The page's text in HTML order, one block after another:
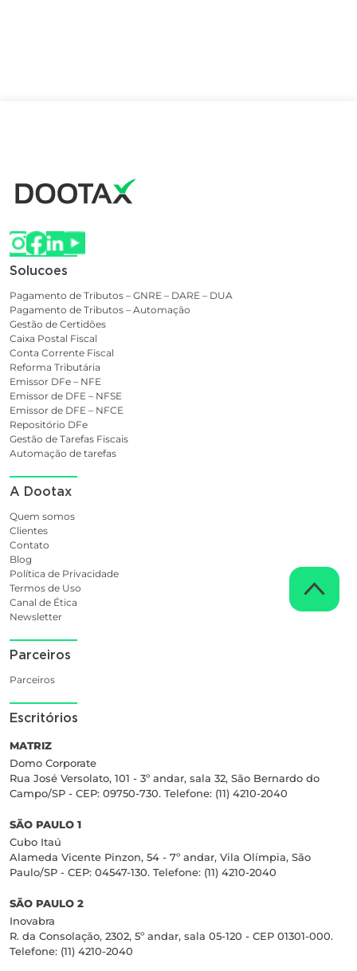
Solucoes
Pagamento de Tributos – GNRE – DARE – DUA
Pagamento de Tributos – Automação
Gestão de Certidões
Caixa Postal Fiscal
Conta Corrente Fiscal
Reforma Tributária
Emissor DFe – NFE
Emissor de DFE – NFSE
Emissor de DFE – NFCE
Repositório DFe
Gestão de Tarefas Fiscais
Automação de tarefas
A Dootax
Quem somos
Clientes
Contato
Blog
Política de Privacidade
Termos de Uso
Canal de Ética
Newsletter
Parceiros
Parceiros
Escritórios
MATRIZ
Domo Corporate
Rua José Versolato, 101 - 3º andar, sala 32, São Bernardo do
Campo/SP - CEP: 09750-730. Telefone: (11) 4210-2040
SÃO PAULO 1
Cubo Itaú
Alameda Vicente Pinzon, 54 - 7º andar, Vila Olímpia, São
Paulo/SP - CEP: 04547-130. Telefone: (11) 4210-2040
SÃO PAULO 2
Inovabra
R. da Consolação, 2302, 5º andar, sala 05-120 - CEP 01301-000.
Telefone: (11) 4210-2040